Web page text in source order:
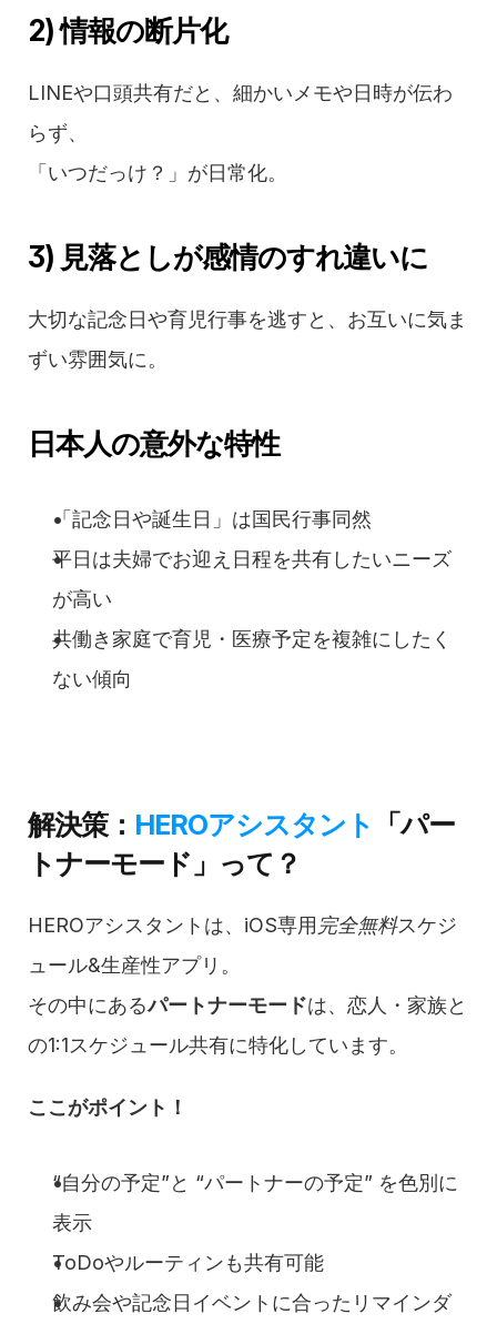
2) 情報の断片化
LINEや口頭共有だと、細かいメモや日時が伝わ
らず、
「いつだっけ？」が日常化。
3) 見落としが感情のすれ違いに
大切な記念日や育児行事を逃すと、お互いに気ま
ずい雰囲気に。
日本人の意外な特性
「記念日や誕生日」は国民行事同然
平日は夫婦でお迎え日程を共有したいニーズ
が高い
共働き家庭で育児・医療予定を複雑にしたく
ない傾向
解決策： HEROアシスタント 「パー
トナーモード」って？
HEROアシスタントは、iOS専用 完全無料スケジ
ュール&生産性アプリ。
その中にあるパートナーモードは、恋人・家族と
の1:1スケジュール共有に特化しています。
ここがポイント！
“自分の予定”と “パートナーの予定” を色別に
表示
ToDoやルーティンも共有可能
飲み会や記念日イベントに合ったリマインダ